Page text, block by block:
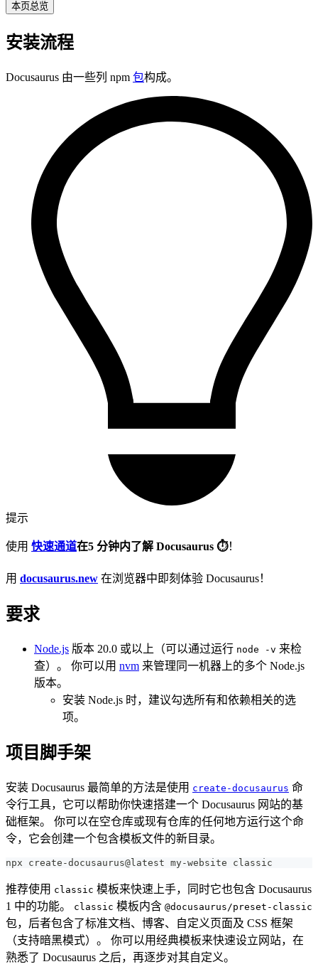
本页总览
安装流程
Docusaurus 由一些列 npm 包构成。
提示
使用 快速通道在5 分钟内了解 Docusaurus ⏱️！
用 docusaurus.new 在浏览器中即刻体验 Docusaurus！
要求
Node.js 版本 20.0 或以上（可以通过运行 node -v 来检
查）。 你可以用 nvm 来管理同一机器上的多个 Node.js
版本。
安装 Node.js 时，建议勾选所有和依赖相关的选
项。
项目脚手架
安装 Docusaurus 最简单的方法是使用 create-docusaurus 命
令行工具，它可以帮助你快速搭建一个 Docusaurus 网站的基
础框架。 你可以在空仓库或现有仓库的任何地方运行这个命
令，它会创建一个包含模板文件的新目录。
npx create-docusaurus@latest my-website classic
推荐使用 classic 模板来快速上手，同时它也包含 Docusaurus
1 中的功能。
classic 模板内含 @docusaurus/preset-classic
包，后者包含了标准文档、博客、自定义页面及 CSS 框架
（支持暗黑模式）。 你可以用经典模板来快速设立网站，在
熟悉了 Docusaurus 之后，再逐步对其自定义。